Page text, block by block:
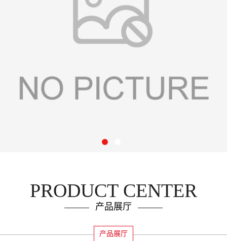
PRODUCT CENTER
产品展厅
产品展厅